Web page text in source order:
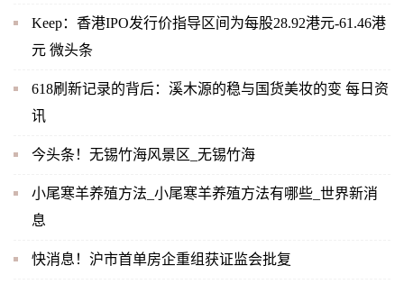
Keep：香港IPO发行价指导区间为每股28.92港元-61.46港
元 微头条
618刷新记录的背后：溪木源的稳与国货美妆的变 每日资
讯
今头条！无锡竹海风景区_无锡竹海
小尾寒羊养殖方法_小尾寒羊养殖方法有哪些_世界新消
息
快消息！沪市首单房企重组获证监会批复